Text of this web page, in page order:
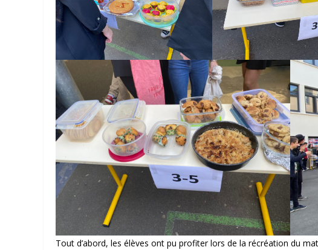
Tout d’abord, les élèves ont pu profiter lors de la récréation du